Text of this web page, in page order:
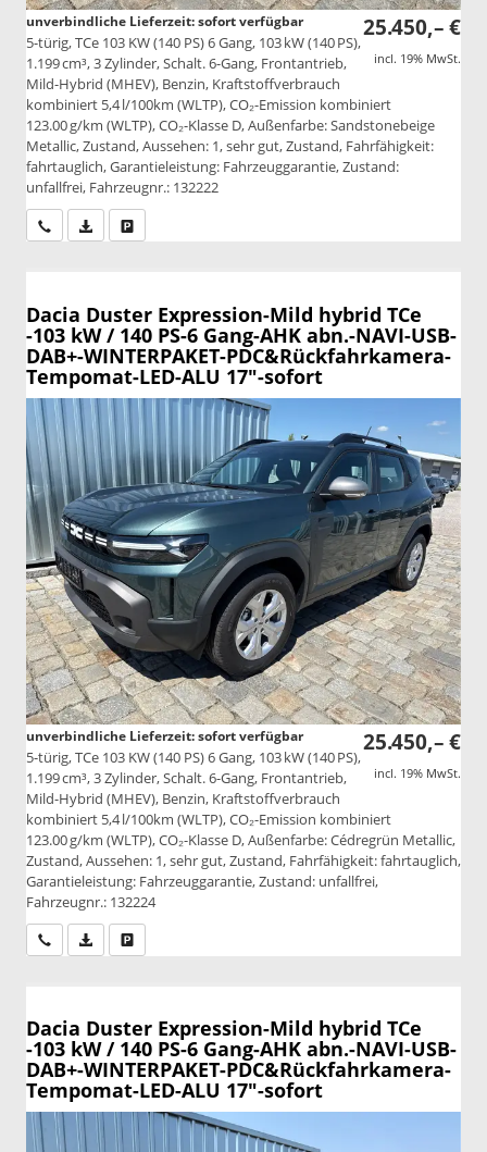
25.450,– €
incl. 19% MwSt.
unverbindliche Lieferzeit: sofort verfügbar
5-türig, TCe 103 KW (140 PS) 6 Gang, 103 kW (140 PS),
1.199 cm³, 3 Zylinder, Schalt. 6-Gang, Frontantrieb,
Mild-Hybrid (MHEV), Benzin, Kraftstoffverbrauch
kombiniert 5,4 l/100km (WLTP), CO₂-Emission kombiniert
123.00 g/km (WLTP), CO₂-Klasse D, Außenfarbe: Sandstonebeige
Metallic, Zustand, Aussehen: 1, sehr gut, Zustand, Fahrfähigkeit:
fahrtauglich, Garantieleistung: Fahrzeuggarantie, Zustand:
unfallfrei, Fahrzeugnr.: 132222
Wir rufen Sie anPDF-Datei, Fahrzeugexposé drucken
Dacia Duster Expression-Mild hybrid TCe
-103 kW / 140 PS-6 Gang-AHK abn.-NAVI-USB-
DAB+-WINTERPAKET-PDC&Rückfahrkamera-
Tempomat-LED-ALU 17"-sofort
25.450,– €
incl. 19% MwSt.
unverbindliche Lieferzeit: sofort verfügbar
5-türig, TCe 103 KW (140 PS) 6 Gang, 103 kW (140 PS),
1.199 cm³, 3 Zylinder, Schalt. 6-Gang, Frontantrieb,
Mild-Hybrid (MHEV), Benzin, Kraftstoffverbrauch
kombiniert 5,4 l/100km (WLTP), CO₂-Emission kombiniert
123.00 g/km (WLTP), CO₂-Klasse D, Außenfarbe: Cédregrün Metallic,
Zustand, Aussehen: 1, sehr gut, Zustand, Fahrfähigkeit: fahrtauglich,
Garantieleistung: Fahrzeuggarantie, Zustand: unfallfrei,
Fahrzeugnr.: 132224
Wir rufen Sie anPDF-Datei, Fahrzeugexposé drucken
Dacia Duster Expression-Mild hybrid TCe
-103 kW / 140 PS-6 Gang-AHK abn.-NAVI-USB-
DAB+-WINTERPAKET-PDC&Rückfahrkamera-
Tempomat-LED-ALU 17"-sofort